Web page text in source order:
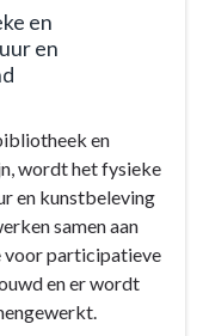
en
en
en
wordt het fysieke
en kunstbeleving
samen aan
voor participatieve
en er wordt